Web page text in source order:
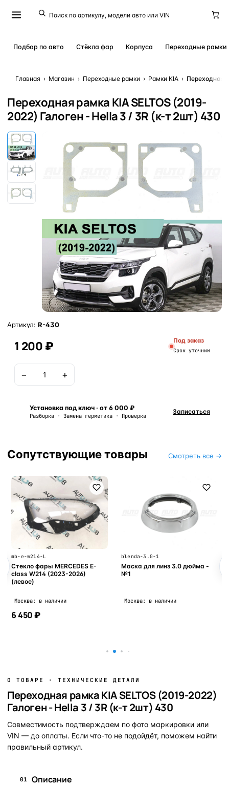
Подбор по авто Стёкла фар Корпуса Переходные рамки
Главная › Магазин › Переходные рамки › Рамки KIA › Переходная
Переходная рамка KIA SELTOS (2019-
2022) Галоген - Hella 3 / 3R (к-т 2шт) 430
Артикул: R-430
1 200 ₽ Под заказ
Срок уточним
− +
Установка под ключ · от 6 000 ₽
Разборка · Замена герметика · Проверка
Записаться
Сопутствующие товары Смотреть все →
mb-e-w214-L
Стекло фары MERCEDES E-
class W214 (2023-2026)
(левое)
Москва: в наличии
6 450 ₽
blenda-3.0-1
Маска для линз 3.0 дюйма -
№1
Москва: в наличии
О ТОВАРЕ · ТЕХНИЧЕСКИЕ ДЕТАЛИ
Переходная рамка KIA SELTOS (2019-2022)
Галоген - Hella 3 / 3R (к-т 2шт) 430
Совместимость подтверждаем по фото маркировки или
VIN — до оплаты. Если что-то не подойдёт, поможем найти
правильный артикул.
01 Описание